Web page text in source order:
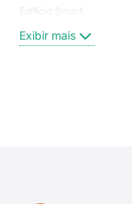
Edifício Smart
Exibir mais